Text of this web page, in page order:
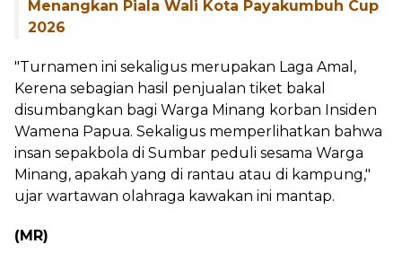
Menangkan Piala Wali Kota Payakumbuh Cup
2026
"Turnamen ini sekaligus merupakan Laga Amal,
Kerena sebagian hasil penjualan tiket bakal
disumbangkan bagi Warga Minang korban Insiden
Wamena Papua. Sekaligus memperlihatkan bahwa
insan sepakbola di Sumbar peduli sesama Warga
Minang, apakah yang di rantau atau di kampung,"
ujar wartawan olahraga kawakan ini mantap.
(MR)